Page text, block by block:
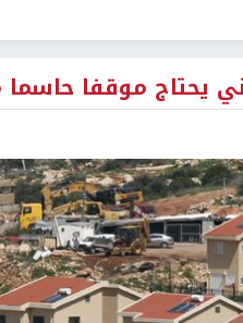
يحتاج موقفا